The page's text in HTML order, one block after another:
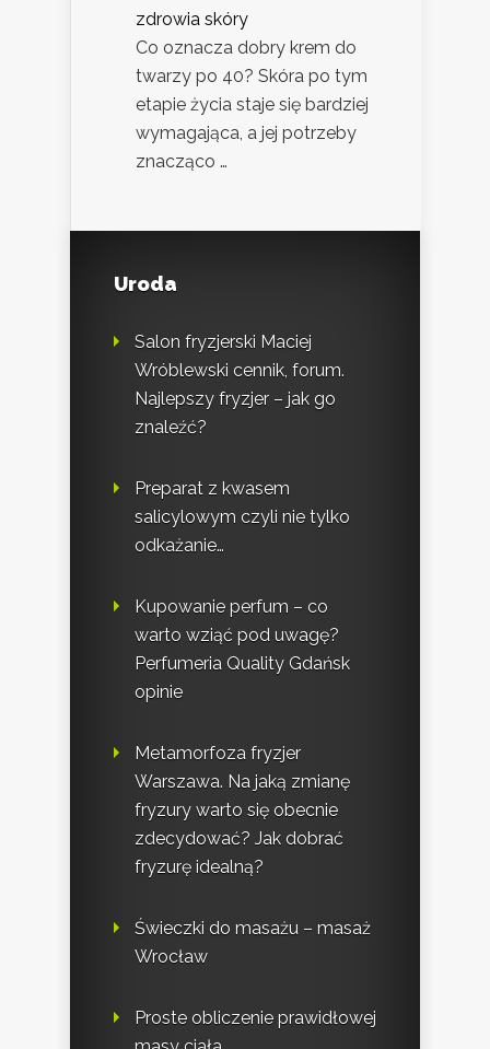
zdrowia skóry
Co oznacza dobry krem do
twarzy po 40? Skóra po tym
etapie życia staje się bardziej
wymagająca, a jej potrzeby
znacząco …
Uroda
Salon fryzjerski Maciej
Wróblewski cennik, forum.
Najlepszy fryzjer – jak go
znaleźć?
Preparat z kwasem
salicylowym czyli nie tylko
odkażanie…
Kupowanie perfum – co
warto wziąć pod uwagę?
Perfumeria Quality Gdańsk
opinie
Metamorfoza fryzjer
Warszawa. Na jaką zmianę
fryzury warto się obecnie
zdecydować? Jak dobrać
fryzurę idealną?
Świeczki do masażu – masaż
Wrocław
Proste obliczenie prawidłowej